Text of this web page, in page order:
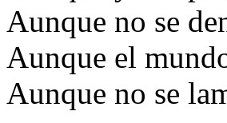
Aunque no se
Aunque el
Aunque no se